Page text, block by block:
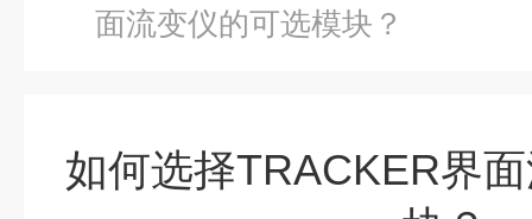
面流变仪的可选模块？
如何选择TRACKER界